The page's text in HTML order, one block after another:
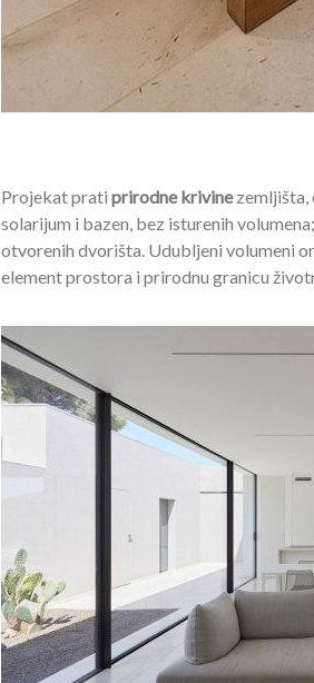
Projekat prati prirodne krivinezemljišta,
solarijum i bazen, bez isturenih
otvorenih dvorišta. Udubljeni volumeni
element prostora i prirodnu granicu